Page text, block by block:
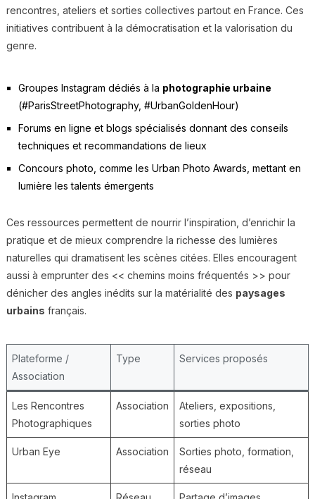
rencontres, ateliers et sorties collectives partout en France. Ces
initiatives contribuent à la démocratisation et la valorisation du
genre.
Groupes Instagram dédiés à la photographie urbaine
(#ParisStreetPhotography, #UrbanGoldenHour)
Forums en ligne et blogs spécialisés donnant des conseils
techniques et recommandations de lieux
Concours photo, comme les Urban Photo Awards, mettant en
lumière les talents émergents
Ces ressources permettent de nourrir l’inspiration, d’enrichir la
pratique et de mieux comprendre la richesse des lumières
naturelles qui dramatisent les scènes citées. Elles encouragent
aussi à emprunter des << chemins moins fréquentés >> pour
dénicher des angles inédits sur la matérialité des paysages
urbains français.
Plateforme /
Association
Type Services proposés
Les Rencontres
Photographiques
Association
Ateliers, expositions,
sorties photo
Urban Eye Association
Sorties photo, formation,
réseau